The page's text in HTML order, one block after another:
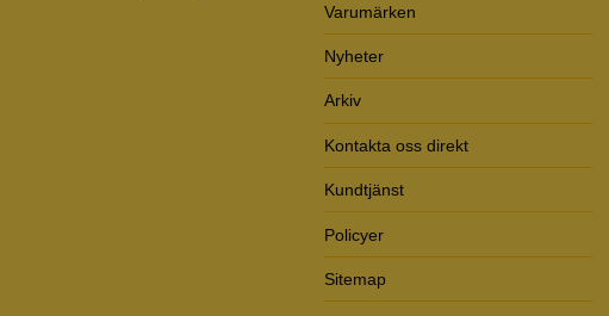
Varumärken
Nyheter
Arkiv
Kontakta oss direkt
Kundtjänst
Policyer
Sitemap